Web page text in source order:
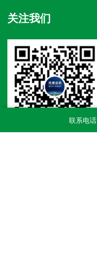
关注我们
联系电话